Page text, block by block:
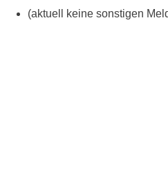
(aktuell keine sonstigen